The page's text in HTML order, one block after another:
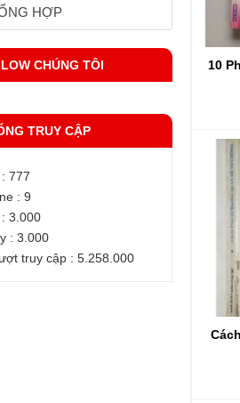
HỢP
CHÚNG TÔI
TRUY CẬP
777
: 9
3.000
: 3.000
truy cập : 5.258.000
10